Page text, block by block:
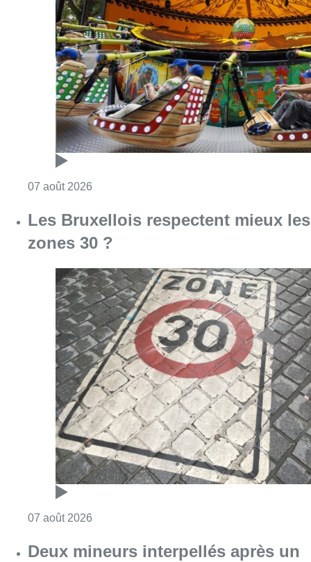
07 août 2026
Les Bruxellois respectent mieux les
zones 30 ?
07 août 2026
Deux mineurs interpellés après un